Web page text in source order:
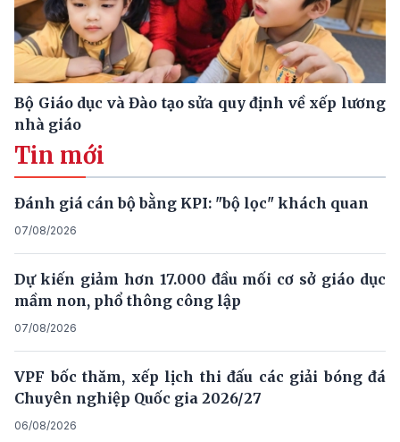
Bộ Giáo dục và Đào tạo sửa quy định về xếp lương
nhà giáo
Tin mới
Đánh giá cán bộ bằng KPI: "bộ lọc" khách quan
07/08/2026
Dự kiến giảm hơn 17.000 đầu mối cơ sở giáo dục
mầm non, phổ thông công lập
07/08/2026
VPF bốc thăm, xếp lịch thi đấu các giải bóng đá
Chuyên nghiệp Quốc gia 2026/27
06/08/2026